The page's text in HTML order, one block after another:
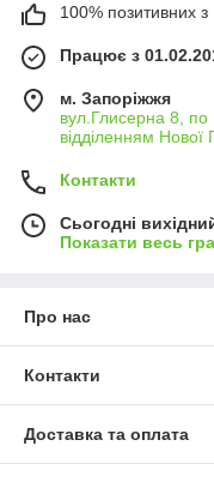
100% позитивних з
Працює з
м. Запоріжжя
вул.Глисерна 8, по
відділенням
Контакти
Сьогодні
Показати весь
Про нас
Контакти
Доставка та оплата